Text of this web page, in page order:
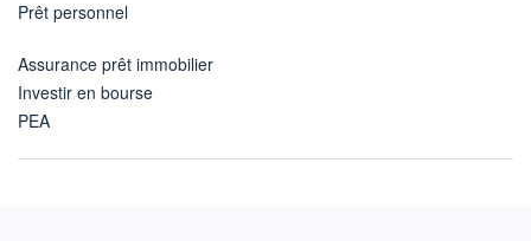
Prêt personnel
Assurance prêt immobilier
Investir en bourse
PEA